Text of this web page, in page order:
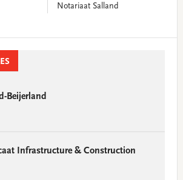
Notariaat Salland
Beijerland
Infrastructure & Construction